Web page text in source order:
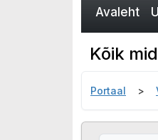
Avaleht
Kõik
Portaal